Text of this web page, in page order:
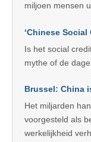
miljoen mensen
‘Chinese Social
Is het social
mythe of de
Brussel: China
Het miljarden
voorgesteld als
werkelijkheid